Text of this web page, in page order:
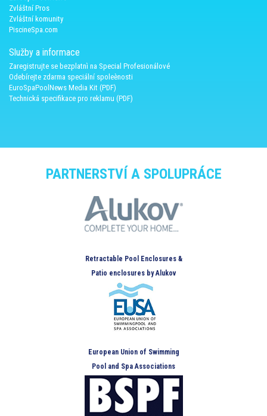
Zvláštní Pros
Zvláštní komunity
PiscineSpa.com
Služby a informace
Zaregistrujte se bezplatnì na Special Profesionálové
Odebírejte zdarma speciální spoleènosti
EuroSpaPoolNews Media Kit (PDF)
Technická specifikace pro reklamu (PDF)
PARTNERSTVÍ A SPOLUPRÁCE
Retractable Pool Enclosures &
Patio enclosures by Alukov
European Union of Swimming
Pool and Spa Associations